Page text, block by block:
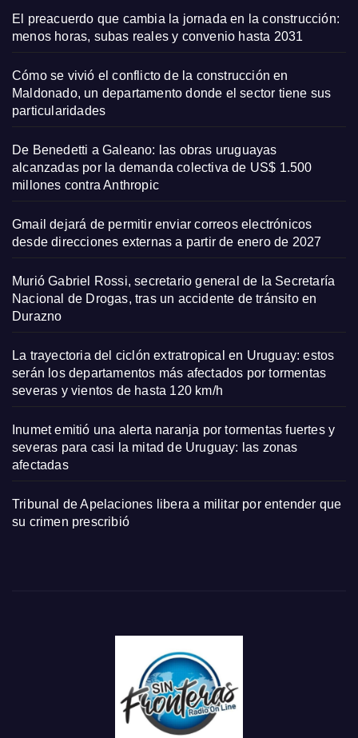
El preacuerdo que cambia la jornada en la construcción:
menos horas, subas reales y convenio hasta 2031
Cómo se vivió el conflicto de la construcción en
Maldonado, un departamento donde el sector tiene sus
particularidades
De Benedetti a Galeano: las obras uruguayas
alcanzadas por la demanda colectiva de US$ 1.500
millones contra Anthropic
Gmail dejará de permitir enviar correos electrónicos
desde direcciones externas a partir de enero de 2027
Murió Gabriel Rossi, secretario general de la Secretaría
Nacional de Drogas, tras un accidente de tránsito en
Durazno
La trayectoria del ciclón extratropical en Uruguay: estos
serán los departamentos más afectados por tormentas
severas y vientos de hasta 120 km/h
Inumet emitió una alerta naranja por tormentas fuertes y
severas para casi la mitad de Uruguay: las zonas
afectadas
Tribunal de Apelaciones libera a militar por entender que
su crimen prescribió